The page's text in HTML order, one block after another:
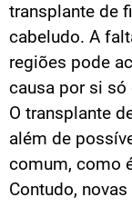
transplante de
cabeludo. A
regiões pode
causa por si só
O transplante
além de
comum, como
Contudo,